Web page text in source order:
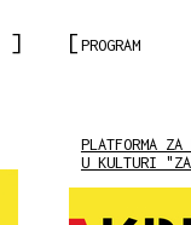
PROGRAM
PLATFORMA ZA
U KULTURI